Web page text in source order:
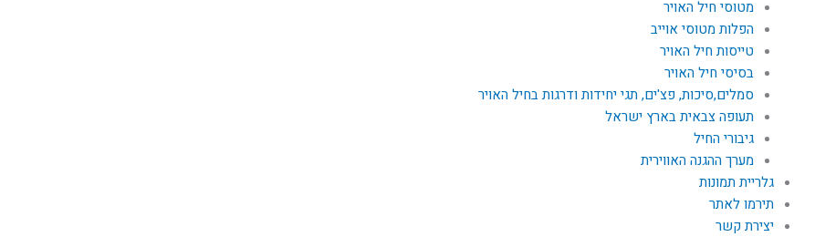
מטוסי חיל האויר
הפלות מטוסי אוייב
טייסות חיל האויר
בסיסי חיל האויר
סמלים,סיכות, פצ'ים, תגי יחידות ודרגות בחיל האויר
תעופה צבאית בארץ ישראל
גיבורי החיל
מערך ההגנה האווירית
גלריית תמונות
תירמו לאתר
יצירת קשר